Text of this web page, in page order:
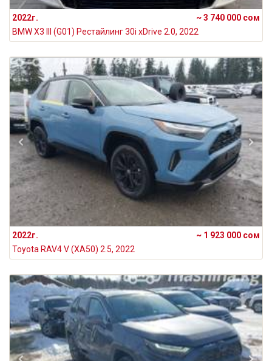
2022г.
~ 3 740 000 сом
BMW X3 III (G01) Рестайлинг 30i xDrive 2.0, 2022
2022г.
~ 1 923 000 сом
Toyota RAV4 V (XA50) 2.5, 2022